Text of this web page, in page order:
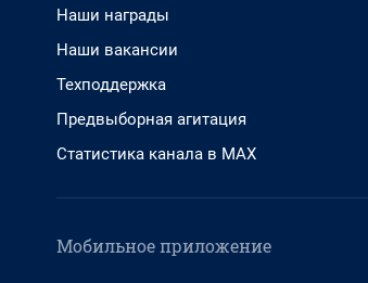
Наши награды
Наши вакансии
Техподдержка
Предвыборная агитация
Статистика канала в MAX
Мобильное приложение